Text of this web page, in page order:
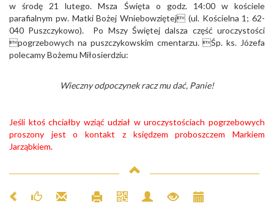
w środę 21 lutego. Msza Święta o godz. 14:00 w kościele
parafialnym pw. Matki Bożej Wniebowziętej (ul. Kościelna 1; 62-
040 Puszczykowo). Po Mszy Świętej dalsza część uroczystości
pogrzebowych na puszczykowskim cmentarzu. Śp. ks. Józefa
polecamy Bożemu Miłosierdziu:
Wieczny odpoczynek racz mu dać, Panie!
Jeśli ktoś chciałby wziąć udział w uroczystościach pogrzebowych
proszony jest o kontakt z księdzem proboszczem Markiem
Jarząbkiem.